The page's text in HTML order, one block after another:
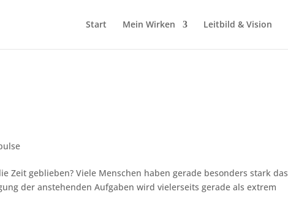
Start Mein Wirken Leitbild & Vision
Zeit geblieben? Viele Menschen haben gerade besonders stark das
der anstehenden Aufgaben wird vielerseits gerade als extrem